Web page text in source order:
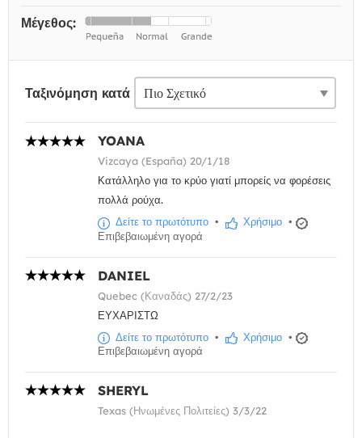
Μέγεθος:
Ταξινόμηση κατά
YOANA
Vizcaya (España) 20/1/18
Κατάλληλο για το κρύο γιατί μπορείς να φορέσεις
πολλά ρούχα.
Δείτε το πρωτότυπο • Χρήσιμο •
Επιβεβαιωμένη αγορά
DANIEL
Quebec (Καναδάς) 27/2/23
ΕΥΧΑΡΙΣΤΩ
Δείτε το πρωτότυπο • Χρήσιμο •
Επιβεβαιωμένη αγορά
SHERYL
Texas (Ηνωμένες Πολιτείες) 3/3/22